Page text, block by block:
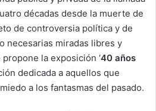
décadas desde la muerte de
de controversia política y de
necesarias miradas libres y
la exposición ‘40 años
dedicada a aquellos que
a los fantasmas del pasado.